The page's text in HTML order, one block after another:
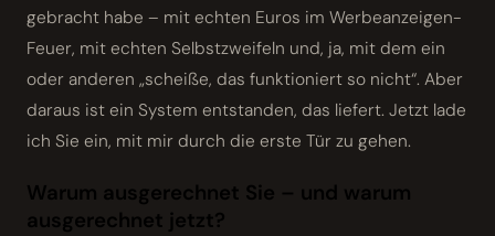
gebracht habe – mit echten Euros im Werbeanzeigen-
Feuer, mit echten Selbstzweifeln und, ja, mit dem ein
oder anderen „scheiße, das funktioniert so nicht“. Aber
daraus ist ein System entstanden, das liefert. Jetzt lade
ich Sie ein, mit mir durch die erste Tür zu gehen.
Warum ausgerechnet Sie – und warum
ausgerechnet jetzt?